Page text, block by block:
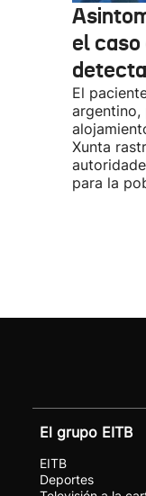
el
El
argentino,
Xunta
para la
El grupo EITB
EITB
Deportes